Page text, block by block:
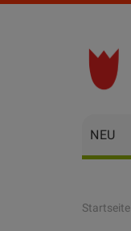
Inhalt
springen
NEU
Startseite